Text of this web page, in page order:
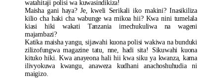
watahitaji polisi wa kuwasindikiza!
Maisha gani haya? Je, kweli Serikali iko makini? Inasikiliza
kilio cha haki cha wabunge wa mikoa hii? Kwa nini tumelala
kiasi hiki wakati Tanzania imechukuliwa na wageni
majambazi?
Katika maisha yangu, sijawahi kuona polisi wakiwa na bunduki
zilizofungwa magazine tatu, nne, hadi sita! Sikuwahi kuona
kituko hiki. Kwa anayeona hali hii kwa siku ya kwanza, kama
ilivyokuwa kwangu, anaweza kudhani anachoshuhudia ni
maigizo.